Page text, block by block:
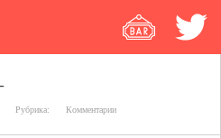
Рубрика: Комментарии